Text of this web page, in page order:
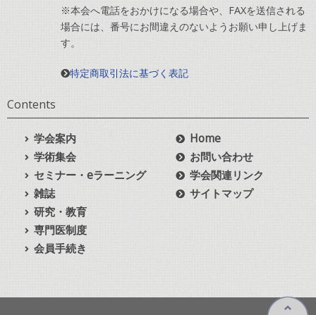
※本会へ電話をおかけになる場合や、FAXを送信される
場合には、番号にお間違えのないようお願い申し上げま
す。
特定商取引法に基づく表記
Contents
学会案内
学術集会
セミナー・eラーニング
雑誌
研究・教育
専門医制度
会員手続き
Home
お問い合わせ
学会関連リンク
サイトマップ